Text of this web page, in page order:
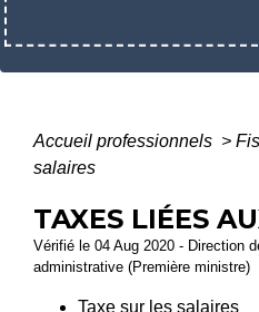
Accueil professionnels >
salaires
TAXES LIÉES
Vérifié le 04 Aug 2020 - Direction
administrative (Première ministre)
Taxe sur les salaires